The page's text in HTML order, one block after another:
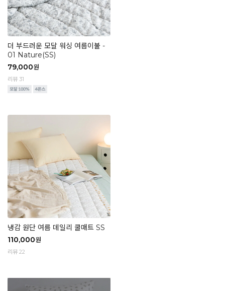
더 부드러운 모달 워싱 여름이불 -
01 Nature(SS)
79,000원
리뷰 31
냉감 원단 여름 데일리 쿨매트 SS
110,000원
리뷰 22